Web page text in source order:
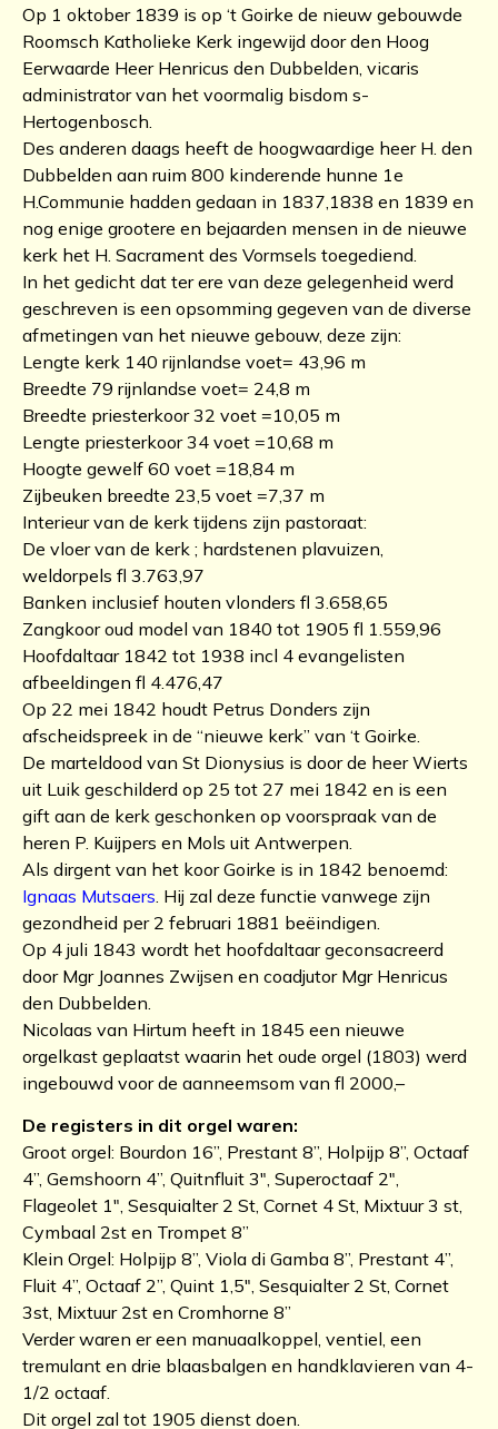
Op 1 oktober 1839 is op ‘t Goirke de nieuw gebouwde
Roomsch Katholieke Kerk ingewijd door den Hoog
Eerwaarde Heer Henricus den Dubbelden, vicaris
administrator van het voormalig bisdom s-
Hertogenbosch.
Des anderen daags heeft de hoogwaardige heer H. den
Dubbelden aan ruim 800 kinderende hunne 1e
H.Communie hadden gedaan in 1837,1838 en 1839 en
nog enige grootere en bejaarden mensen in de nieuwe
kerk het H. Sacrament des Vormsels toegediend.
In het gedicht dat ter ere van deze gelegenheid werd
geschreven is een opsomming gegeven van de diverse
afmetingen van het nieuwe gebouw, deze zijn:
Lengte kerk 140 rijnlandse voet= 43,96 m
Breedte 79 rijnlandse voet= 24,8 m
Breedte priesterkoor 32 voet =10,05 m
Lengte priesterkoor 34 voet =10,68 m
Hoogte gewelf 60 voet =18,84 m
Zijbeuken breedte 23,5 voet =7,37 m
Interieur van de kerk tijdens zijn pastoraat:
De vloer van de kerk ; hardstenen plavuizen,
weldorpels fl 3.763,97
Banken inclusief houten vlonders fl 3.658,65
Zangkoor oud model van 1840 tot 1905 fl 1.559,96
Hoofdaltaar 1842 tot 1938 incl 4 evangelisten
afbeeldingen fl 4.476,47
Op 22 mei 1842 houdt Petrus Donders zijn
afscheidspreek in de “nieuwe kerk” van ‘t Goirke.
De marteldood van St Dionysius is door de heer Wierts
uit Luik geschilderd op 25 tot 27 mei 1842 en is een
gift aan de kerk geschonken op voorspraak van de
heren P. Kuijpers en Mols uit Antwerpen.
Als dirgent van het koor Goirke is in 1842 benoemd:
Ignaas Mutsaers . Hij zal deze functie vanwege zijn
gezondheid per 2 februari 1881 beëindigen.
Op 4 juli 1843 wordt het hoofdaltaar geconsacreerd
door Mgr Joannes Zwijsen en coadjutor Mgr Henricus
den Dubbelden.
Nicolaas van Hirtum heeft in 1845 een nieuwe
orgelkast geplaatst waarin het oude orgel (1803) werd
ingebouwd voor de aanneemsom van fl 2000,–
De registers in dit orgel waren:
Groot orgel: Bourdon 16”, Prestant 8”, Holpijp 8”, Octaaf
4”, Gemshoorn 4”, Quitnfluit 3″, Superoctaaf 2″,
Flageolet 1″, Sesquialter 2 St, Cornet 4 St, Mixtuur 3 st,
Cymbaal 2st en Trompet 8”
Klein Orgel: Holpijp 8”, Viola di Gamba 8”, Prestant 4”,
Fluit 4”, Octaaf 2”, Quint 1,5″, Sesquialter 2 St, Cornet
3st, Mixtuur 2st en Cromhorne 8”
Verder waren er een manuaalkoppel, ventiel, een
tremulant en drie blaasbalgen en handklavieren van 4-
1/2 octaaf.
Dit orgel zal tot 1905 dienst doen.